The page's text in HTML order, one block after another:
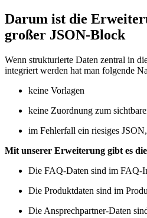
Darum ist die
großer JSON-Block
Wenn strukturierte Daten zentral in
integriert werden hat man folgende
keine Vorlagen
keine Zuordnung zum
im Fehlerfall ein riesiges
Mit unserer Erweiterung gibt es
Die FAQ-Daten sind im FAQ-
Die Produktdaten sind im
Die Ansprechpartner-Daten